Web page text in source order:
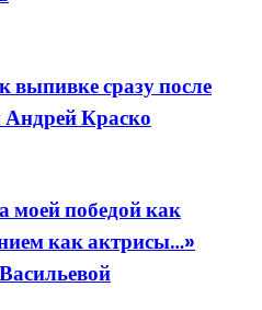
выпивке сразу после
Краско
моей победой как
как актрисы…»